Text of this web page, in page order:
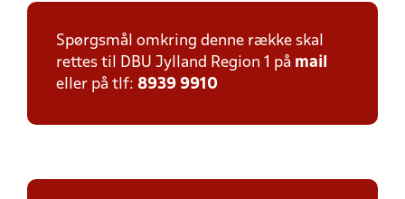
Spørgsmål omkring denne række skal
rettes til DBU Jylland Region 1 på mail
eller på tlf: 8939 9910